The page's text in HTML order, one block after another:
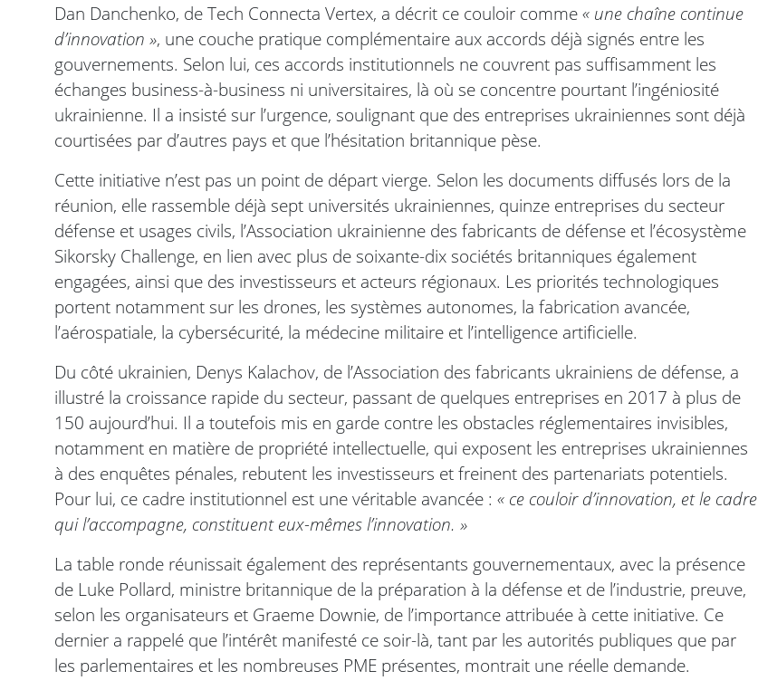
Dan Danchenko, de Tech Connecta Vertex, a décrit ce couloir comme« une chaîne continue
d’innovation », une couche pratique complémentaire aux accords déjà signés entre les
gouvernements. Selon lui, ces accords institutionnels ne couvrent pas suffisamment les
échanges business-à-business ni universitaires, là où se concentre pourtant l’ingéniosité
ukrainienne. Il a insisté sur l’urgence, soulignant que des entreprises ukrainiennes sont déjà
courtisées par d’autres pays et que l’hésitation britannique pèse.
Cette initiative n’est pas un point de départ vierge. Selon les documents diffusés lors de la
réunion, elle rassemble déjà sept universités ukrainiennes, quinze entreprises du secteur
défense et usages civils, l’Association ukrainienne des fabricants de défense et l’écosystème
Sikorsky Challenge, en lien avec plus de soixante-dix sociétés britanniques également
engagées, ainsi que des investisseurs et acteurs régionaux. Les priorités technologiques
portent notamment sur les drones, les systèmes autonomes, la fabrication avancée,
l’aérospatiale, la cybersécurité, la médecine militaire et l’intelligence artificielle.
Du côté ukrainien, Denys Kalachov, de l’Association des fabricants ukrainiens de défense, a
illustré la croissance rapide du secteur, passant de quelques entreprises en 2017 à plus de
150 aujourd’hui. Il a toutefois mis en garde contre les obstacles réglementaires invisibles,
notamment en matière de propriété intellectuelle, qui exposent les entreprises ukrainiennes
à des enquêtes pénales, rebutent les investisseurs et freinent des partenariats potentiels.
Pour lui, ce cadre institutionnel est une véritable avancée : « ce couloir d’innovation, et le cadre
qui l’accompagne, constituent eux-mêmes l’innovation. »
La table ronde réunissait également des représentants gouvernementaux, avec la présence
de Luke Pollard, ministre britannique de la préparation à la défense et de l’industrie, preuve,
selon les organisateurs et Graeme Downie, de l’importance attribuée à cette initiative. Ce
dernier a rappelé que l’intérêt manifesté ce soir-là, tant par les autorités publiques que par
les parlementaires et les nombreuses PME présentes, montrait une réelle demande.